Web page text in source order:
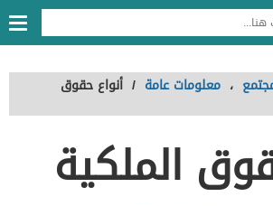
، معلومات عامة / أنواع حقوق
الملكية